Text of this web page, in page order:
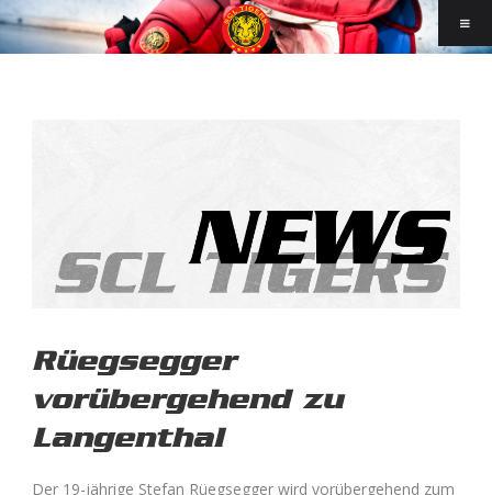
Rüegsegger
vorübergehend zu
Langenthal
Der 19-jährige Stefan Rüegsegger wird vorübergehend zum